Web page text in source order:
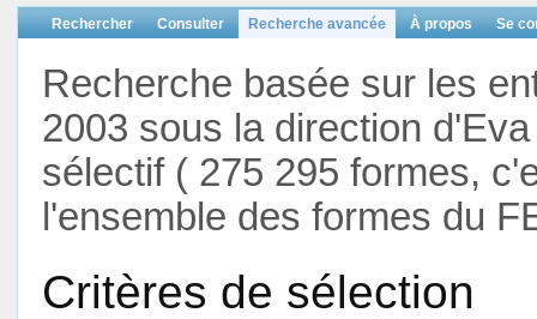
Rechercher Consulter Recherche avancée À propos Se
Recherche basée sur les
2003 sous la direction
sélectif ( 275 295 formes,
l'ensemble des formes du
Critères de sélection